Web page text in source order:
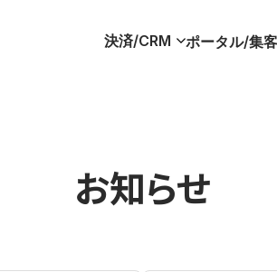
決済/CRM ポータル/集客
お知らせ